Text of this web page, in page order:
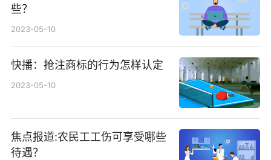
些？
2023-05-10
快播：抢注商标的行为怎样认定
2023-05-10
焦点报道:农民工工伤可享受哪些
待遇？